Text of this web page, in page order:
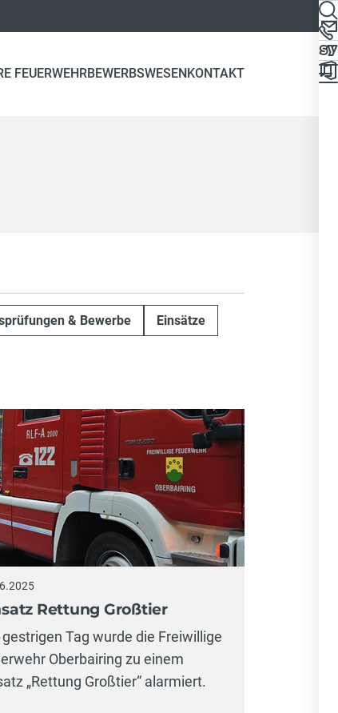
FEUERWEHRBEWERBSWESEN KONTAKT
& Bewerbe Einsätze
Rettung Großtier
Tag wurde die Freiwillige
Oberbairing zu einem
„Rettung Großtier“ alarmiert.